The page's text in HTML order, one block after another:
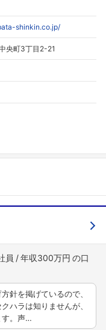
shinkin.co.jp/
央町3丁目2-21
員 年収300万円
針を掲げているので、
ハラは知りませんが、
す。声…